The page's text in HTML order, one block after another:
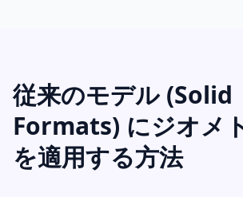
従来のモデル (Solid
Formats) にジオメ
を適用する方法